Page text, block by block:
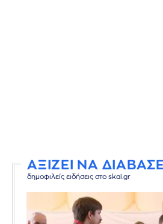
ΑΞΙΖΕΙ ΝΑ
δημοφιλείς ειδήσεις στο skai.gr